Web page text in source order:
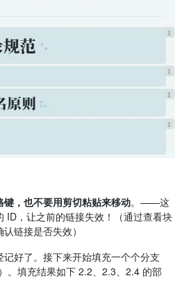
，也不要用剪切粘贴来移动。——这
ID，让之前的链接失效！（通过查看块
链接是否失效）
好了。接下来开始填充一个个分支
。填充结果如下 2.2、2.3、2.4 的部